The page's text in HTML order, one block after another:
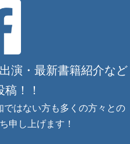
演・最新書籍紹介など
！！
はない方も多くの方々との
申し上げます！